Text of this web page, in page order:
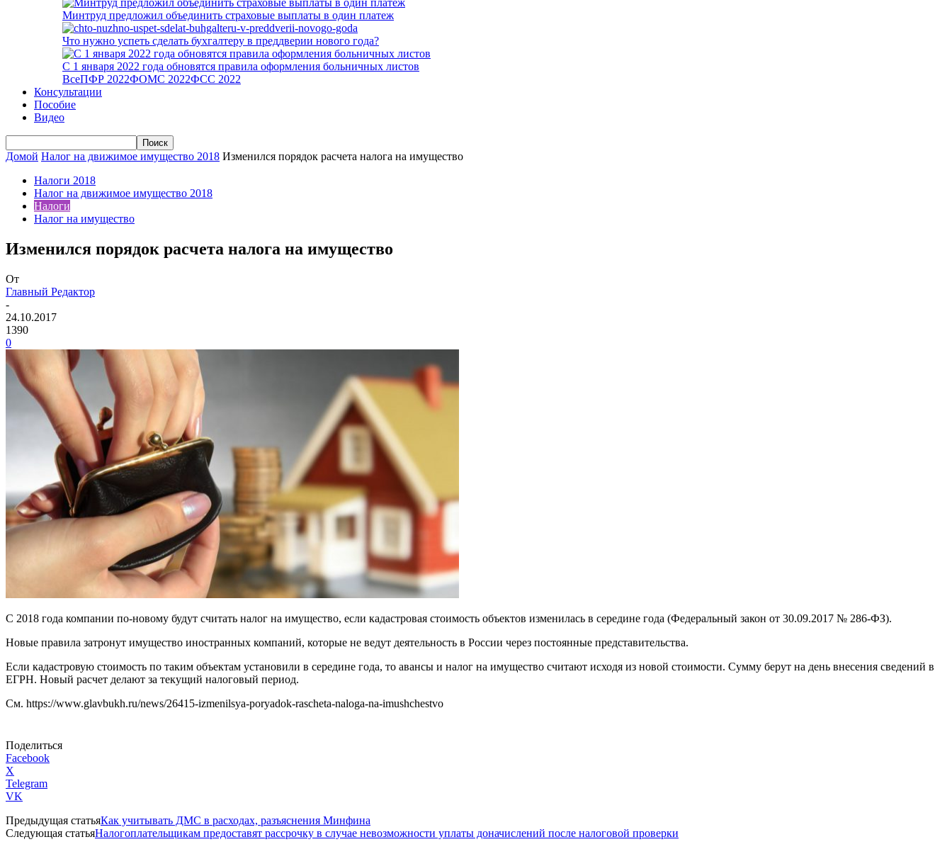
Минтруд предложил объединить страховые выплаты в один платеж
Что нужно успеть сделать бухгалтеру в преддверии нового года?
С 1 января 2022 года обновятся правила оформления больничных листов
ВсеПФР 2022ФОМС 2022ФСС 2022
Консультации
Пособие
Видео
Домой Налог на движимое имущество 2018 Изменился порядок расчета налога на имущество
Налоги 2018
Налог на движимое имущество 2018
Налоги
Налог на имущество
Изменился порядок расчета налога на имущество
От
Главный Редактор
-
24.10.2017
1390
0
С 2018 года компании по-новому будут считать налог на имущество, если кадастровая стоимость объектов изменилась в середине года (Федеральный закон от 30.09.2017 № 286-ФЗ).
Новые правила затронут имущество иностранных компаний, которые не ведут деятельность в России через постоянные представительства.
Если кадастровую стоимость по таким объектам установили в середине года, то авансы и налог на имущество считают исходя из новой стоимости. Сумму берут на день внесения сведений в
ЕГРН. Новый расчет делают за текущий налоговый период.
См. https://www.glavbukh.ru/news/26415-izmenilsya-poryadok-rascheta-naloga-na-imushchestvo
Поделиться
Facebook
X
Telegram
VK
Предыдущая статьяКак учитывать ДМС в расходах, разъяснения Минфина
Следующая статьяНалогоплательщикам предоставят рассрочку в случае невозможности уплаты доначислений после налоговой проверки